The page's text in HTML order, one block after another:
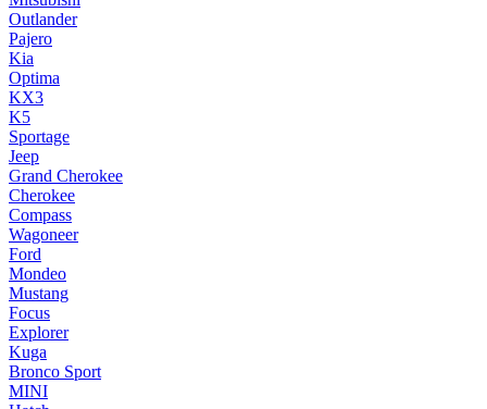
Outlander
Pajero
Kia
Optima
KX3
K5
Sportage
Jeep
Grand Cherokee
Cherokee
Compass
Wagoneer
Ford
Mondeo
Mustang
Focus
Explorer
Kuga
Bronco Sport
MINI